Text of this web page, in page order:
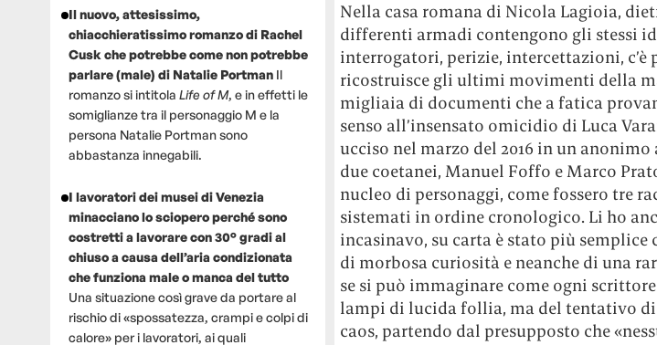
Il nuovo, attesissimo,
chiacchieratissimo romanzo di Rachel
Cusk che potrebbe come non potrebbe
parlare (male) di Natalie Portman Il
romanzo si intitola Life of M, e in effetti le
somiglianze tra il personaggio M e la
persona Natalie Portman sono
abbastanza innegabili.
I lavoratori dei musei di Venezia
minacciano lo sciopero perché sono
costretti a lavorare con 30° gradi al
chiuso a causa dell’aria condizionata
che funziona male o manca del tutto
Una situazione così grave da portare al
rischio di «spossatezza, crampi e colpi di
calore» per i lavoratori, ai quali
Nella casa romana di Nicola Lagioia,
differenti armadi contengono gli stessi
interrogatori, perizie, intercettazioni, c’è
ricostruisce gli ultimi movimenti della
migliaia di documenti che a fatica
senso all’insensato omicidio di Luca
ucciso nel marzo del 2016 in un
due coetanei, Manuel Foffo e Marco
nucleo di personaggi, come fossero tre
sistemati in ordine cronologico. Li ho
incasinavo, su carta è stato più semplice
di morbosa curiosità e neanche di una
se si può immaginare come ogni
lampi di lucida follia, ma del tentativo
caos, partendo dal presupposto che